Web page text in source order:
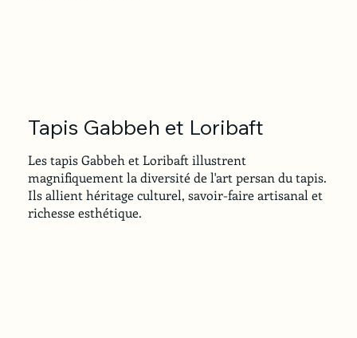
Tapis Gabbeh et Loribaft
Les tapis Gabbeh et Loribaft illustrent
magnifiquement la diversité de l'art persan du tapis.
Ils allient héritage culturel, savoir-faire artisanal et
richesse esthétique.